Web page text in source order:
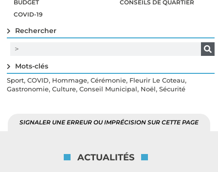
BUDGET
COVID-19
CONSEILS DE QUARTIER
Rechercher
Mots-clés
Sport, COVID, Hommage, Cérémonie, Fleurir Le Coteau,
Gastronomie, Culture, Conseil Municipal, Noël, Sécurité
SIGNALER UNE ERREUR OU IMPRÉCISION SUR CETTE PAGE
ACTUALITÉS